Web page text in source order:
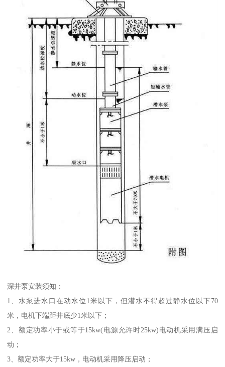
深井泵安装须知：
1、水泵进水口在动水位1米以下，但潜水不得超过静水位以下70
米，电机下端距井底少1米以下；
2、额定功率小于或等于15kw(电源允许时25kw)电动机采用满压启
动；
3、额定功率大于15kw，电动机采用降压启动；